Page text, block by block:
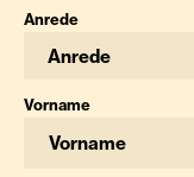
Anrede
Anrede
Vorname